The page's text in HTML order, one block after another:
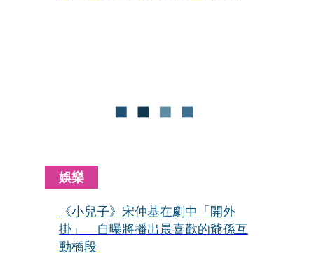
娛樂
《小兒子》宋仲基在劇中「開外
掛」 自曝將播出最喜歡的爺孫互
動橋段